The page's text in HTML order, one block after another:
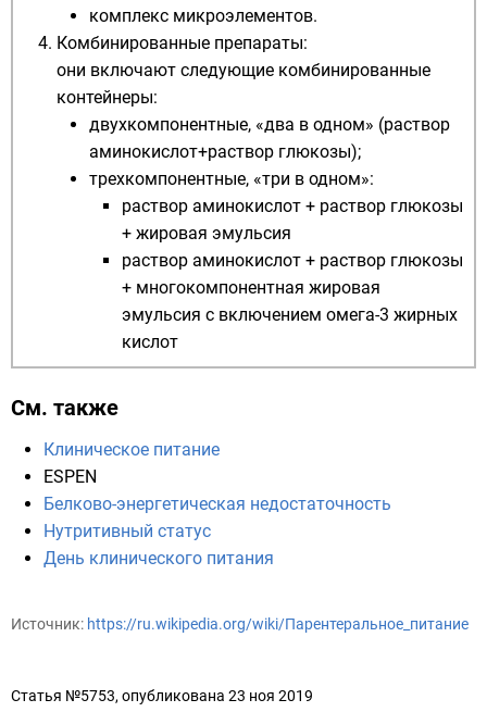
комплекс микроэлементов.
Комбинированные препараты:
они включают следующие комбинированные
контейнеры:
двухкомпонентные, «два в одном» (раствор
аминокислот+раствор глюкозы);
трехкомпонентные, «три в одном»:
раствор аминокислот + раствор глюкозы
+ жировая эмульсия
раствор аминокислот + раствор глюкозы
+ многокомпонентная жировая
эмульсия с включением омега-3 жирных
кислот
См. также
Клиническое питание
ESPEN
Белково-энергетическая недостаточность
Нутритивный статус
День клинического питания
Источник: https://ru.wikipedia.org/wiki/Парентеральное_питание
Статья №5753, опубликована 23 ноя 2019